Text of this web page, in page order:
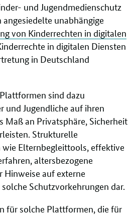
und Jugendmedienschutz
angesiedelte unabhängige
von Kinderrechten in digitalen
in digitalen Diensten
in Deutschland
sind dazu
und Jugendliche auf ihren
Maß an Privatsphäre, Sicherheit
Strukturelle
wie Elternbegleittools, effektive
altersbezogene
Hinweise auf externe
Schutzvorkehrungen dar.
für solche Plattformen, die für